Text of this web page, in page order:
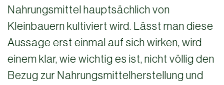
Nahrungsmittel hauptsächlich von
Kleinbauern kultiviert wird. Lässt man diese
Aussage erst einmal auf sich wirken, wird
einem klar, wie wichtig es ist, nicht völlig den
Bezug zur Nahrungsmittelherstellung und